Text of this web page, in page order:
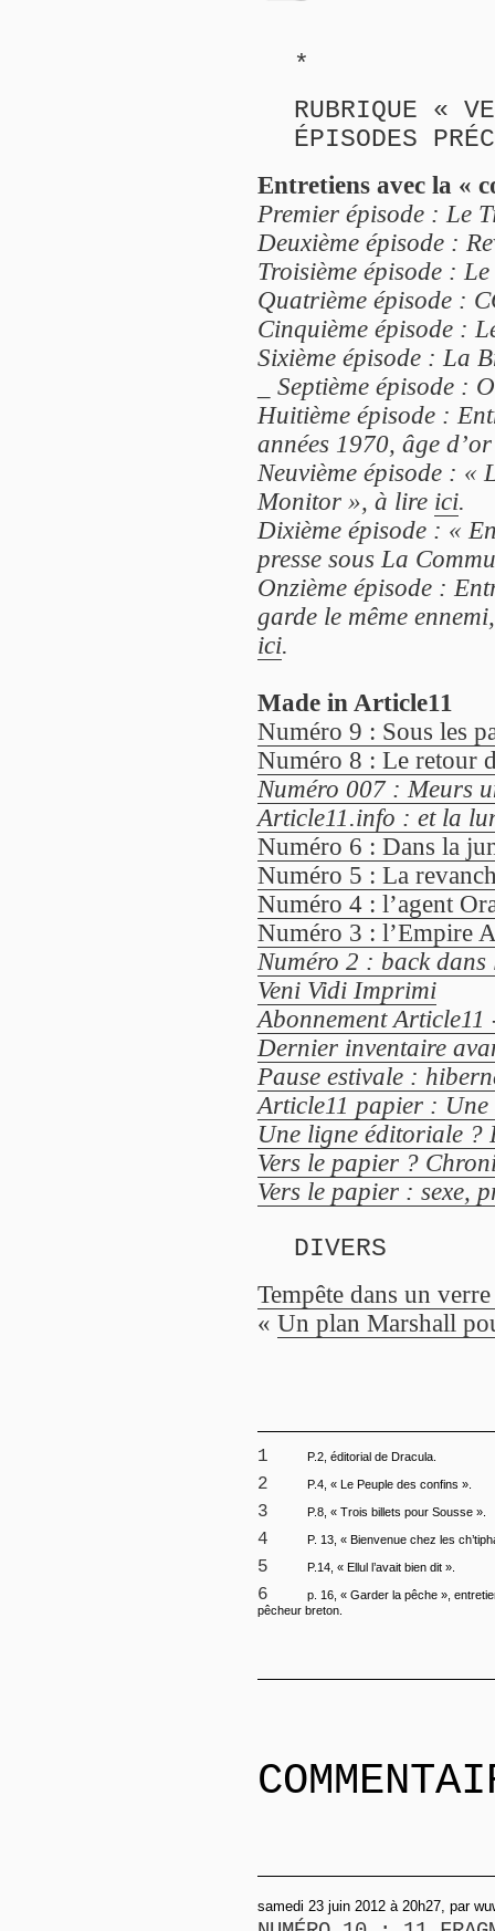
*
RUBRIQUE «
ÉPISODES
Entretiens avec la «
Premier épisode : Le
Deuxième épisode :
Troisième épisode :
Quatrième épisode :
Cinquième épisode :
Sixième épisode : La
Septième épisode :
Huitième épisode :
années 1970, âge
Neuvième épisode :
Monitor », à lire ici.
Dixième épisode : «
presse sous La
Onzième épisode :
garde le même
ici.
Made in Article11
Numéro 9 : Sous les
Numéro 8 : Le retour
Numéro 007 : Meurs
Article11.info : et la
Numéro 6 : Dans la
Numéro 5 : La
Numéro 4 : l’agent
Numéro 3 : l’Empire
Numéro 2 : back dans
Veni Vidi Imprimi
Abonnement
Dernier inventaire
Pause estivale :
Article11 papier : Une
Une ligne éditoriale ?
Vers le papier ?
Vers le papier : sexe,
DIVERS
Tempête dans un
« Un plan Marshall
1 P.2, éditorial de Dracula.
2 P.4, « Le Peuple des confins ».
3 P.8, « Trois billets pour Sousse ».
4 P. 13, « Bienvenue chez les
5 P.14, « Ellul l’avait bien dit ».
6
p. 16, « Garder la pêche »,
pêcheur breton.
samedi 23 juin 2012 à 20h27, par